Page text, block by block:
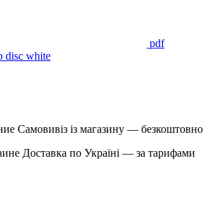
pdf
disc white
Самовивіз із магазину — безкоштовно
Доставка по Україні — за тарифами